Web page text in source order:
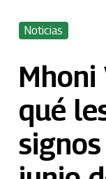
Noticias
qué